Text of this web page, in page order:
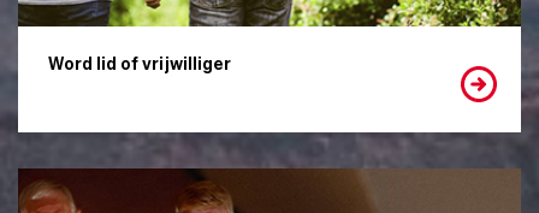
Word lid of vrijwilliger